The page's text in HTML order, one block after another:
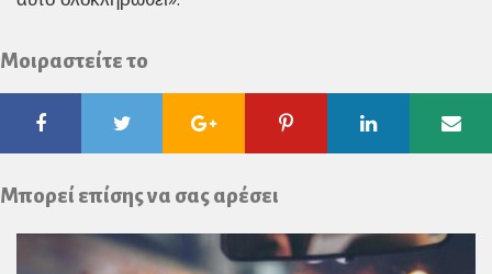
Μοιραστείτε το
FacebookTwitter Google
Plus
Pinterest Linkedin
Μπορεί επίσης να σας αρέσει